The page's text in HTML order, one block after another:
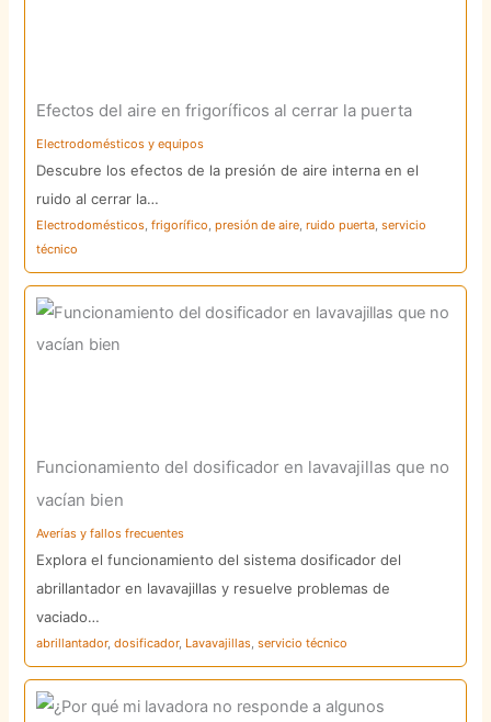
Efectos del aire en frigoríficos al cerrar la puerta
Electrodomésticos y equipos
Descubre los efectos de la presión de aire interna en el
ruido al cerrar la…
Electrodomésticos,frigorífico,presión de aire,ruido puerta,servicio
técnico
Funcionamiento del dosificador en lavavajillas que no
vacían bien
Averías y fallos frecuentes
Explora el funcionamiento del sistema dosificador del
abrillantador en lavavajillas y resuelve problemas de
vaciado…
abrillantador,dosificador, Lavavajillas,servicio técnico